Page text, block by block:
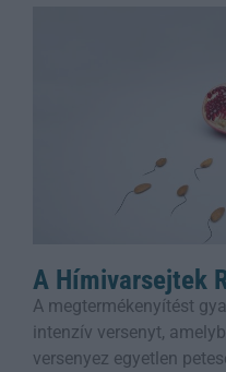
A Hímivarsejtek
A megtermékenyítést
intenzív versenyt,
versenyez egyetlen